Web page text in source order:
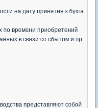
на дату принятия к бухга
по времени приобретений
в связи со сбытом и пр
представляют собой